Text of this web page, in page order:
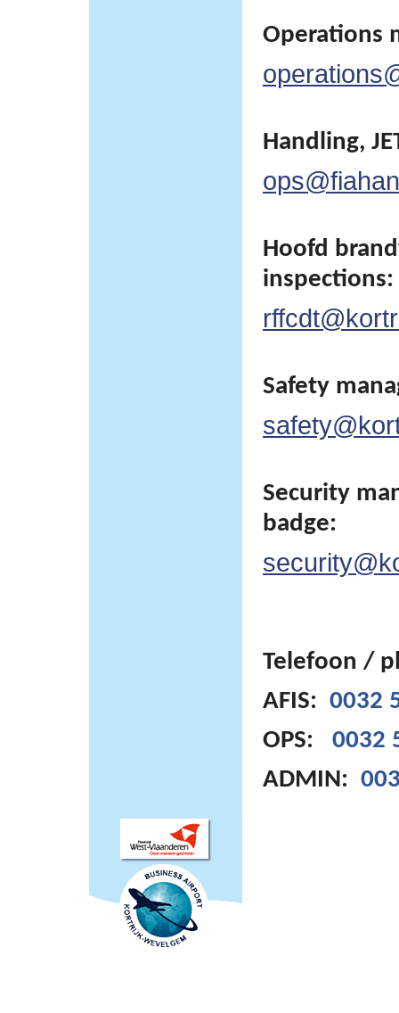
Operations
Handling,
Hoofd
inspections:
Safety
Security
badge:
Telefoon /
AFIS: 0032
OPS: 0032
ADMIN: